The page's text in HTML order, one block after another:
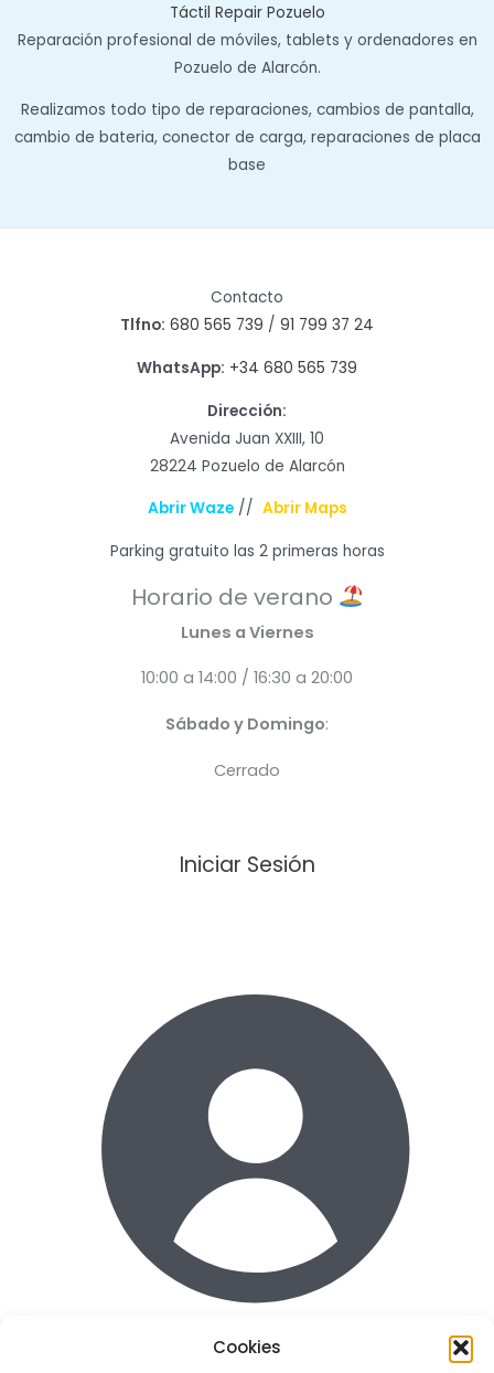
Cookies
Táctil Repair Pozuelo
Reparación profesional de móviles, tablets y ordenadores en
Pozuelo de Alarcón.
Realizamos todo tipo de reparaciones, cambios de pantalla,
cambio de bateria, conector de carga, reparaciones de placa
base
Contacto
Tlfno: 680 565 739 / 91 799 37 24
WhatsApp: +34 680 565 739
Dirección:
Avenida Juan XXIII, 10
28224 Pozuelo de Alarcón
Abrir Waze// Abrir Maps
Parking gratuito las 2 primeras horas
Horario de verano
Lunes a Viernes
10:00 a 14:00 / 16:30 a 20:00
Sábado y Domingo:
Cerrado
Iniciar Sesión